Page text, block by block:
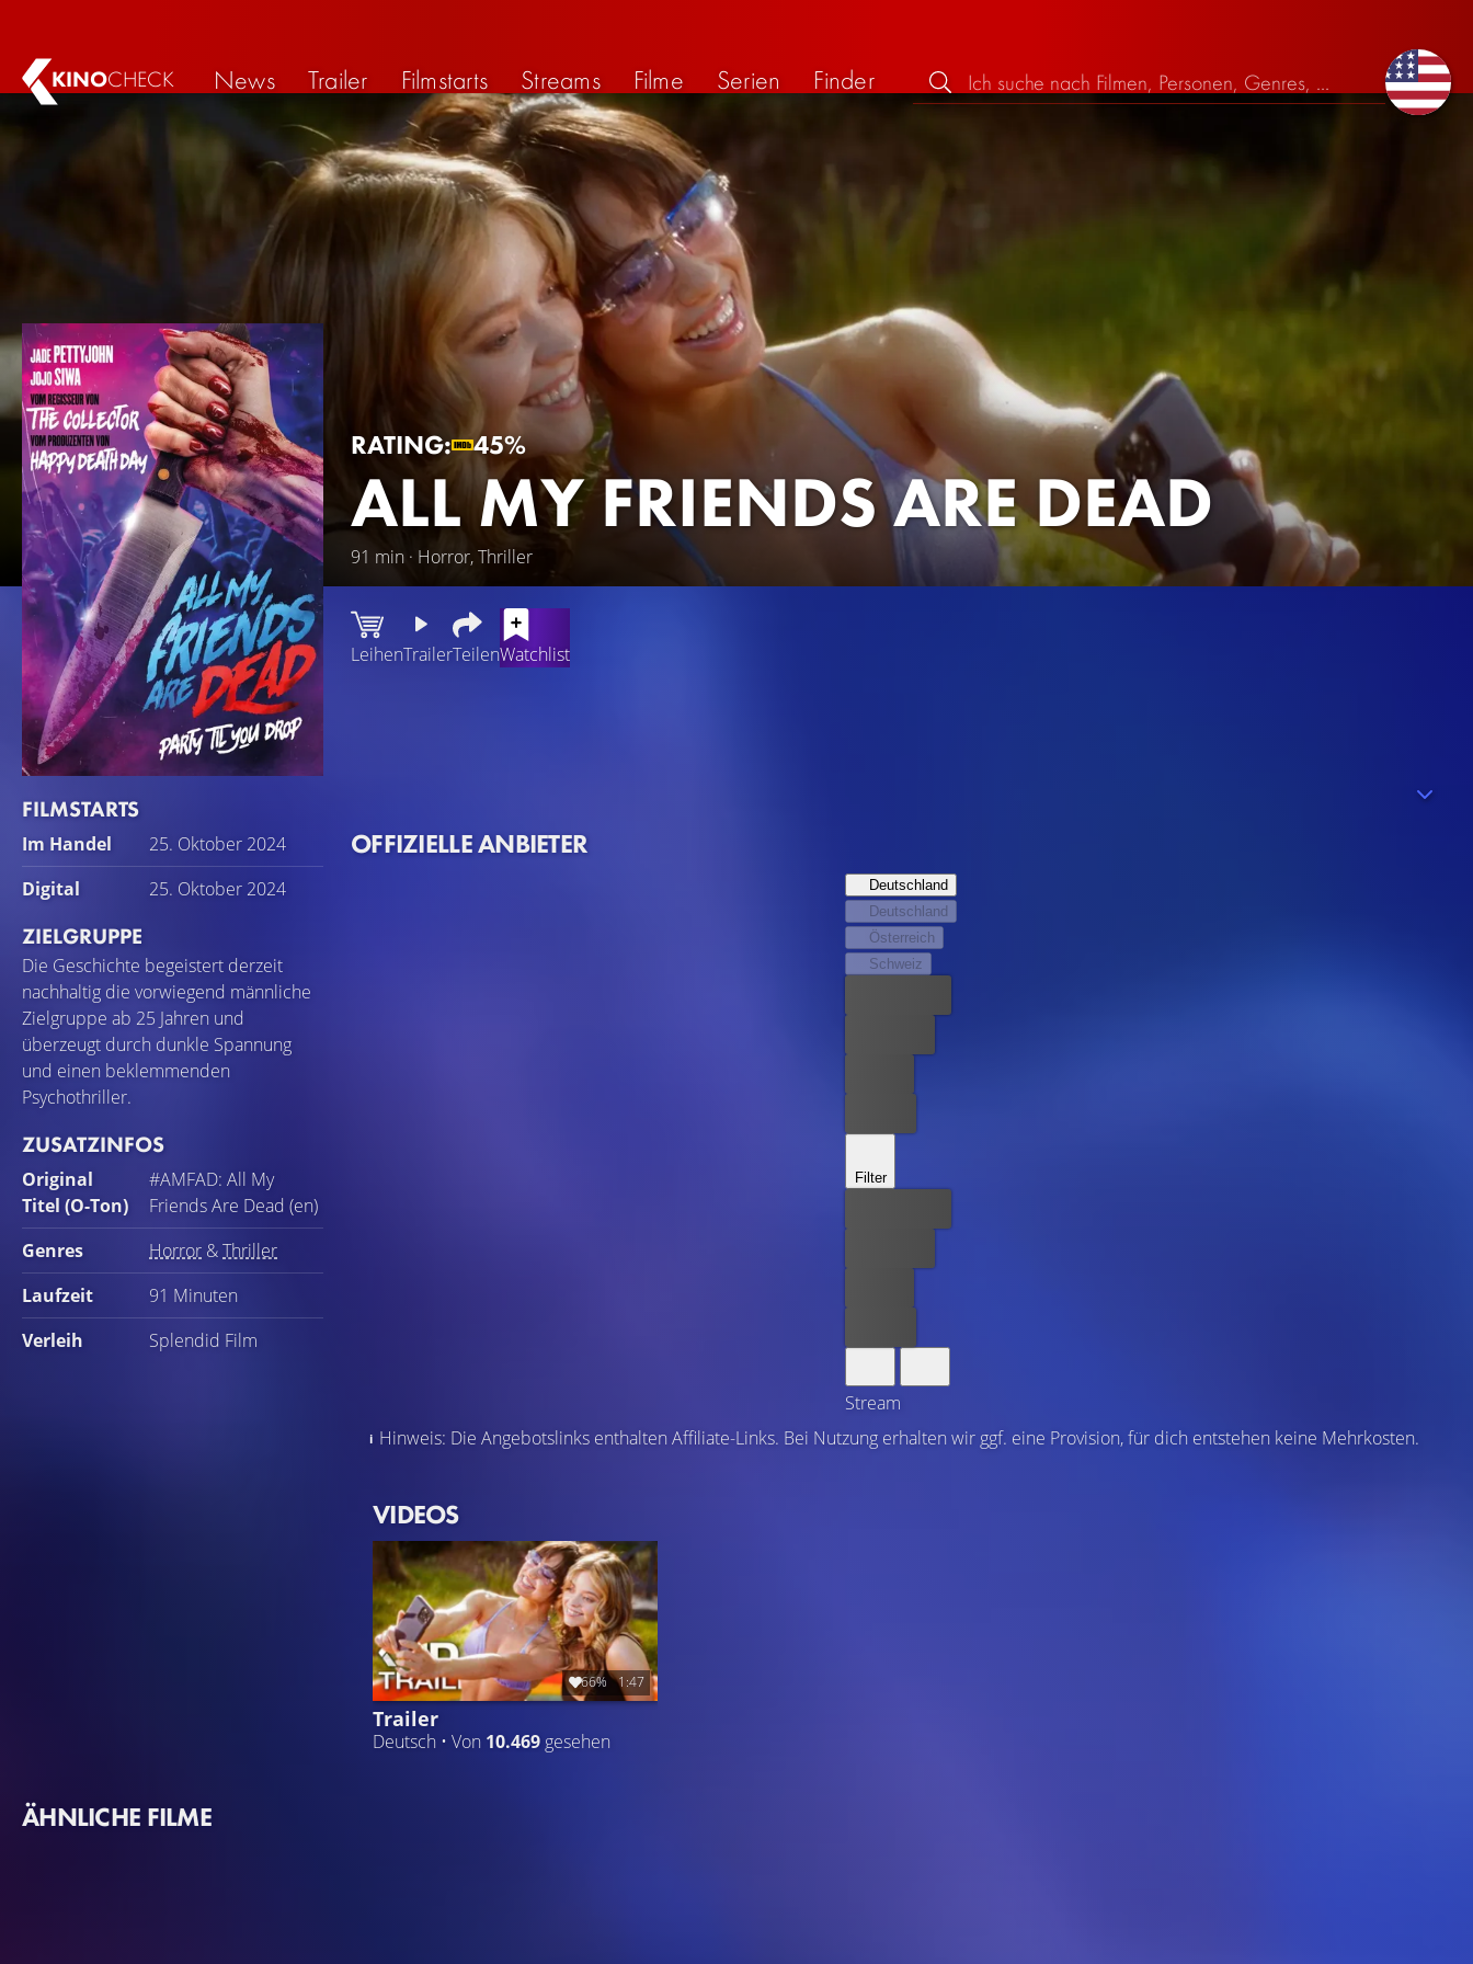
KINOCHECK News Trailer Filmstarts Streams Filme Serien Finder
RATING: 45%
ALL MY FRIENDS ARE DEAD
91 min · Horror, Thriller
FILMSTARTS
Im Handel
25. Oktober 2024
Digital
25. Oktober 2024
ZIELGRUPPE
Die Geschichte begeistert derzeit
nachhaltig die vorwiegend männliche
Zielgruppe ab 25 Jahren und
überzeugt durch dunkle Spannung
und einen beklemmenden
Psychothriller.
ZUSATZINFOS
Original
Titel (O-Ton)
#AMFAD: All My
Friends Are Dead (en)
Genres
Horror &Thriller
Laufzeit
91 Minuten
Verleih
Splendid Film
LeihenTrailerTeilenWatchlist
für die begangenen sieben Todsünden leiden zu lassen. Um diese Party zu überleben, muss sich die Gruppe einer düsteren Vergangenheit
OFFIZIELLE ANBIETER
Deutschland
Deutschland
Österreich
Schweiz
Filter
Stream
Hinweis: Die Angebotslinks enthalten Affiliate-Links. Bei Nutzung erhalten wir ggf. eine Provision, für dich entstehen keine Mehrkosten.
VIDEOS
66% 1:47
Trailer
Deutsch • Von 10.469 gesehen
ÄHNLICHE FILME